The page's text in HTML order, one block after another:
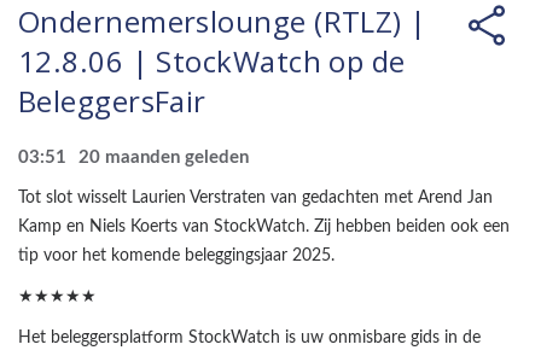
Ondernemerslounge (RTLZ) |
12.8.06 | StockWatch op de
BeleggersFair
03:51 20 maanden geleden
Tot slot wisselt Laurien Verstraten van gedachten met Arend Jan
Kamp en Niels Koerts van StockWatch. Zij hebben beiden ook een
tip voor het komende beleggingsjaar 2025.
★★★★★
Het beleggersplatform StockWatch is uw onmisbare gids in de